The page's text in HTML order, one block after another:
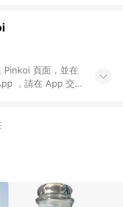
Pinkoi 頁面，並在
，請在 App 交
優惠，P coins，
請更新至
開館保證金，補
站上之商品規格、